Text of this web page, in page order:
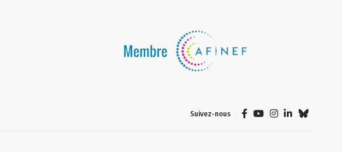
Suivez-nous